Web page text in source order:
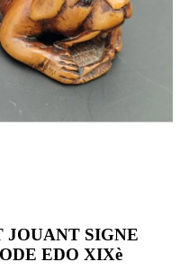
JOUANT SIGNE
EDO XIXè